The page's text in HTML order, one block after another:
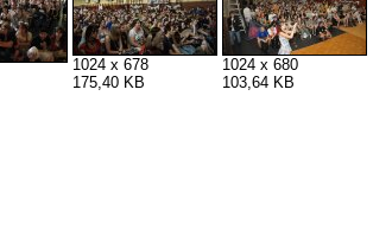
1024 x 678
175,40 KB
1024 x 680
103,64 KB